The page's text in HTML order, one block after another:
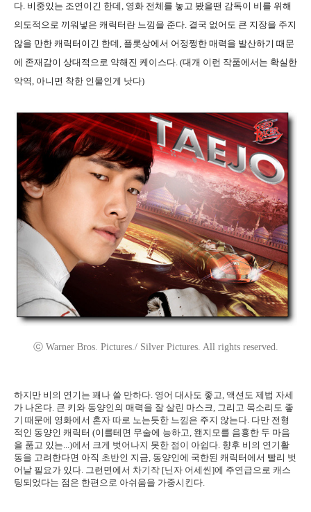
다. 비중있는 조연이긴 한데, 영화 전체를 놓고 봤을땐 감독이 비를 위해
의도적으로 끼워넣은 캐릭터란 느낌을 준다. 결국 없어도 큰 지장을 주지
않을 만한 캐릭터이긴 한데, 플롯상에서 어정쩡한 매력을 발산하기 때문
에 존재감이 상대적으로 약해진 케이스다. (대개 이런 작품에서는 확실한
악역, 아니면 착한 인물인게 낫다)
ⓒ Warner Bros. Pictures./ Silver Pictures. All rights reserved.
하지만 비의 연기는 꽤나 쓸 만하다. 영어 대사도 좋고, 액션도 제법 자세
가 나온다. 큰 키와 동양인의 매력을 잘 살린 마스크, 그리고 목소리도 좋
기 때문에 영화에서 혼자 따로 노는듯한 느낌은 주지 않는다. 다만 전형
적인 동양인 캐릭터 (이를테면 무술에 능하고, 왠지모를 음흉한 두 마음
을 품고 있는...)에서 크게 벗어나지 못한 점이 아쉽다. 향후 비의 연기활
동을 고려한다면 아직 초반인 지금, 동양인에 국한된 캐릭터에서 빨리 벗
어날 필요가 있다. 그런면에서 차기작 [닌자 어세씬]에 주연급으로 캐스
팅되었다는 점은 한편으로 아쉬움을 가중시킨다.